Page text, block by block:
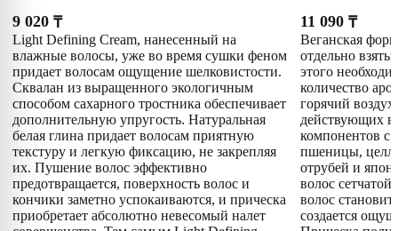
9 020 ₸
Light Defining Cream, нанесенный на
влажные волосы, уже во время сушки феном
придает волосам ощущение шелковистости.
Сквалан из выращенного экологичным
способом сахарного тростника обеспечивает
дополнительную упругость. Натуральная
белая глина придает волосам приятную
текстуру и легкую фиксацию, не закрепляя
их. Пушение волос эффективно
предотвращается, поверхность волос и
кончики заметно успокаиваются, и прическа
приобретает абсолютно невесомый налет
11 090 ₸
Веганская
отдельно
этого
количество
горячий
действующих
компонентов
пшеницы,
отрубей и
волос сетчатой
волос
создается